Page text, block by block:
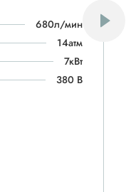
680л/мин
14атм
7кВт
380 В